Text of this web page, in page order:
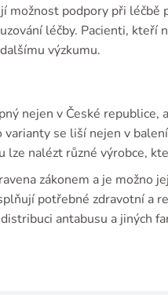
možnost podpory při
léčby. Pacienti, kteří
výzkumu.
nejen v České republice,
se liší nejen v
nalézt různé výrobce,
zákonem a je možno
potřebné zdravotní a
antabusu a jiných